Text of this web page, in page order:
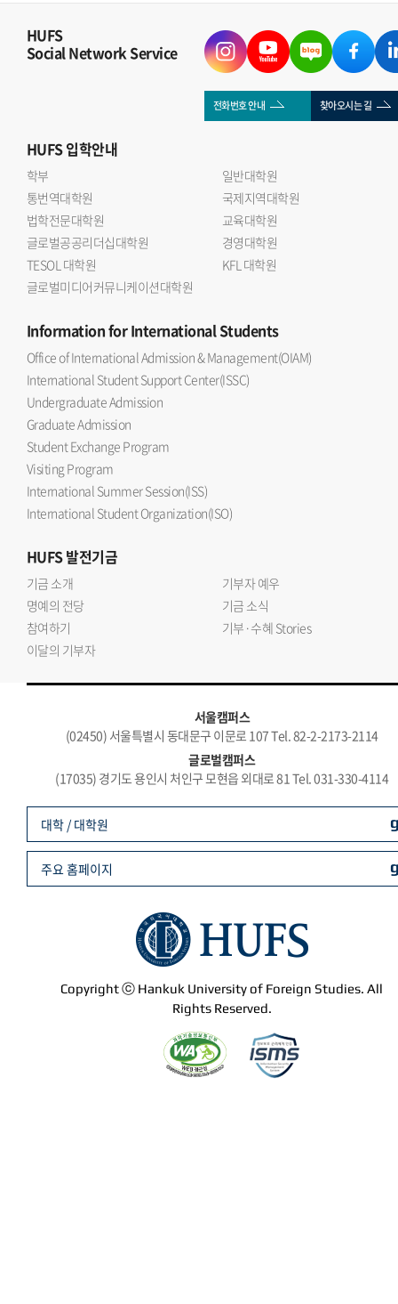
HUFS
Social Network Service
전화번호 안내 찾아오시는 길
HUFS입학안내
학부
일반대학원
통번역대학원
국제지역대학원
법학전문대학원
교육대학원
글로벌공공리더십대학원
경영대학원
TESOL 대학원
KFL 대학원
글로벌미디어커뮤니케이션대학원
Informationfor International Students
Office of International Admission & Management(OIAM)
International Student Support Center(ISSC)
Undergraduate Admission
Graduate Admission
Student Exchange Program
Visiting Program
International Summer Session(ISS)
International Student Organization(ISO)
HUFS발전기금
기금 소개
기부자 예우
명예의 전당
기금 소식
참여하기
기부·수혜 Stories
이달의 기부자
서울캠퍼스
(02450) 서울특별시 동대문구 이문로 107 Tel. 82-2-2173-2114
글로벌캠퍼스
(17035) 경기도 용인시 처인구 모현읍 외대로 81 Tel. 031-330-4114
Copyright ⓒ Hankuk University of Foreign Studies. All
Rights Reserved.
대학 / 대학원
주요 홈페이지